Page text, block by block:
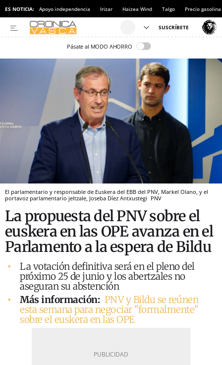
ES NOTICIA: Apoyo independencia Irizar Haizea Wind Talgo Precio gasolina
Pásate al MODO AHORRO
El parlamentario y responsable de Euskera del EBB del PNV, Markel Olano, y el
portavoz parlamentario jeltzale, Joseba Díez Antxustegi PNV
La propuesta del PNV sobre el
euskera en las OPE avanza en el
Parlamento a la espera de Bildu
La votación definitiva será en el pleno del
próximo 25 de junio y los abertzales no
aseguran su abstención
Más información: PNV y Bildu se reúnen
esta semana para negociar "formalmente"
sobre el euskera en las OPE